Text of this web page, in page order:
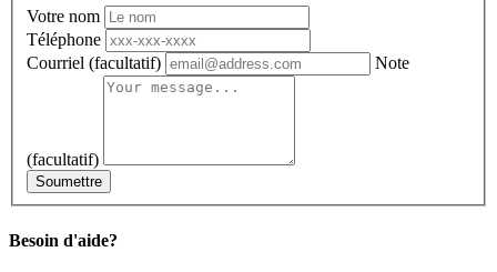
Votre nom
Téléphone
Courriel (facultatif) Note
(facultatif)
Soumettre
Besoin d'aide?